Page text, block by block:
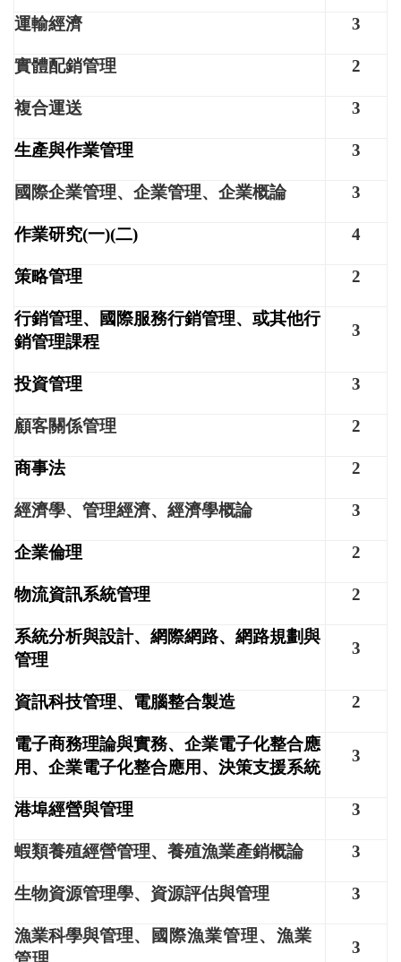
運輸經濟 3
實體配銷管理 2
複合運送 3
生產與作業管理 3
國際企業管理、企業管理、企業概論 3
作業研究(一)(二) 4
策略管理 2
行銷管理、國際服務行銷管理、或其他行
銷管理課程
3
投資管理 3
顧客關係管理 2
商事法 2
經濟學、管理經濟、經濟學概論 3
企業倫理 2
物流資訊系統管理 2
系統分析與設計、網際網路、網路規劃與
管理
3
資訊科技管理、電腦整合製造 2
電子商務理論與實務、企業電子化整合應
用、企業電子化整合應用、決策支援系統
3
港埠經營與管理 3
蝦類養殖經營管理、養殖漁業產銷概論 3
生物資源管理學、資源評估與管理 3
漁業科學與管理、國際漁業管理、漁業
3